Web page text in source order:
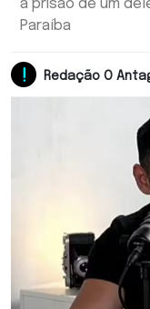
à prisão de um
Paraíba
Redação O